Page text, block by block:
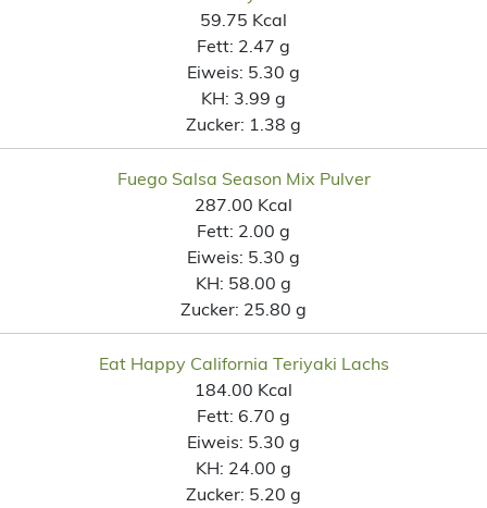
59.75 Kcal
Fett: 2.47 g
Eiweis: 5.30 g
KH: 3.99 g
Zucker: 1.38 g
Fuego Salsa Season Mix Pulver
287.00 Kcal
Fett: 2.00 g
Eiweis: 5.30 g
KH: 58.00 g
Zucker: 25.80 g
Eat Happy California Teriyaki Lachs
184.00 Kcal
Fett: 6.70 g
Eiweis: 5.30 g
KH: 24.00 g
Zucker: 5.20 g